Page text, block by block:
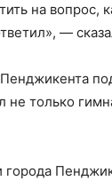
на вопрос,
—
только